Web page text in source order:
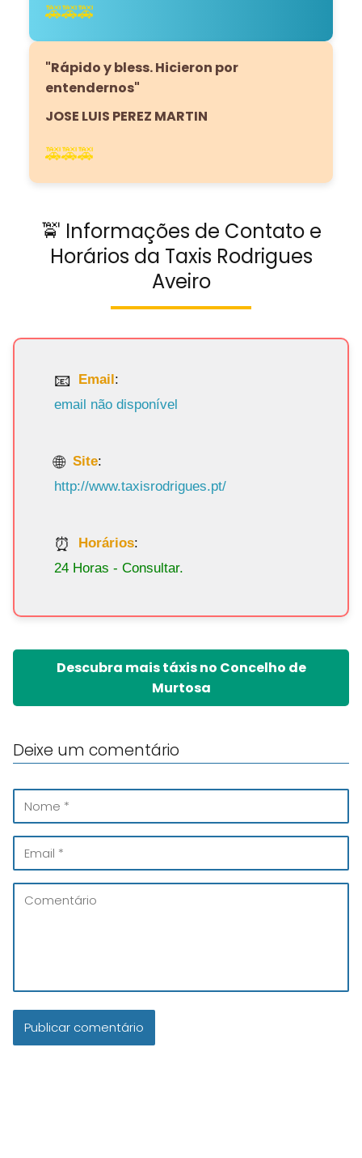
🚕🚕🚕
"Rápido y bless. Hicieron por
entendernos"
JOSE LUIS PEREZ MARTIN
🚕🚕🚕
🚖 Informações de Contato e
Horários da Taxis Rodrigues
Aveiro
Email:
email não disponível
Site:
http://www.taxisrodrigues.pt/
Horários:
24 Horas - Consultar.
Descubra mais táxis no Concelho de
Murtosa
Deixe um comentário